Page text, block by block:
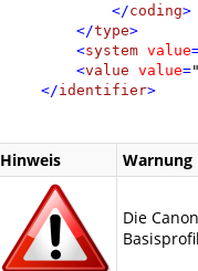
</coding>
</type>
<system value
<value value="
</identifier>
Hinweis Warnung
Die